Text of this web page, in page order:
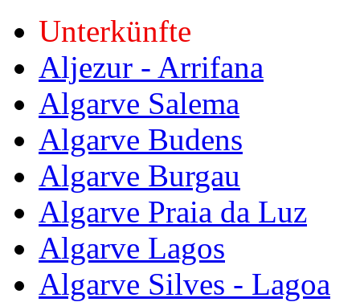
Unterkünfte
Aljezur - Arrifana
Algarve Salema
Algarve Budens
Algarve Burgau
Algarve Praia da Luz
Algarve Lagos
Algarve Silves - Lagoa